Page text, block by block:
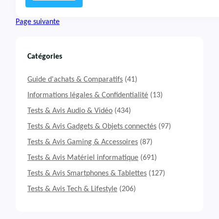
s
:
v
i
s
C
P
r
a
b
e
Page suivante
Catégories
Guide d'achats & Comparatifs (41)
Informations légales & Confidentialité (13)
Tests & Avis Audio & Vidéo (434)
Tests & Avis Gadgets & Objets connectés (97)
Tests & Avis Gaming & Accessoires (87)
Tests & Avis Matériel informatique (691)
Tests & Avis Smartphones & Tablettes (127)
Tests & Avis Tech & Lifestyle (206)